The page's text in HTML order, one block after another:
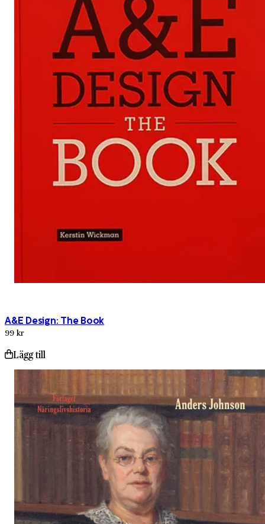
A&E Design: The Book
99 kr
Lägg till